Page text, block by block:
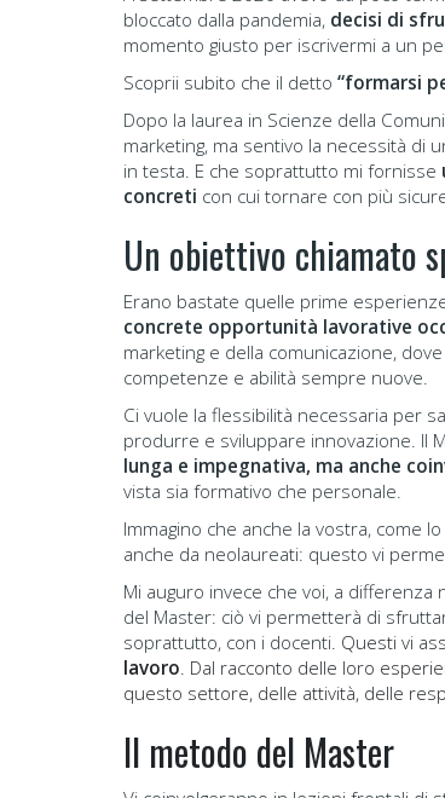
bloccato dalla pandemia, decisi di
momento giusto per iscrivermi a un
Scoprii subito che il detto “formarsi
Dopo la laurea in Scienze della
marketing, ma sentivo la necessità di
in testa. E che soprattutto mi fornisse
concreti con cui tornare con più
Un obiettivo chiamato
Erano bastate quelle prime
concrete opportunità lavorative
marketing e della comunicazione,
competenze e abilità sempre nuove.
Ci vuole la flessibilità necessaria per
produrre e sviluppare innovazione. Il
lunga e impegnativa, ma anche
vista sia formativo che personale.
Immagino che anche la vostra, come
anche da neolaureati: questo vi
Mi auguro invece che voi, a
del Master: ciò vi permetterà di
soprattutto, con i docenti. Questi vi
lavoro . Dal racconto delle loro
questo settore, delle attività, delle
Il metodo del Master